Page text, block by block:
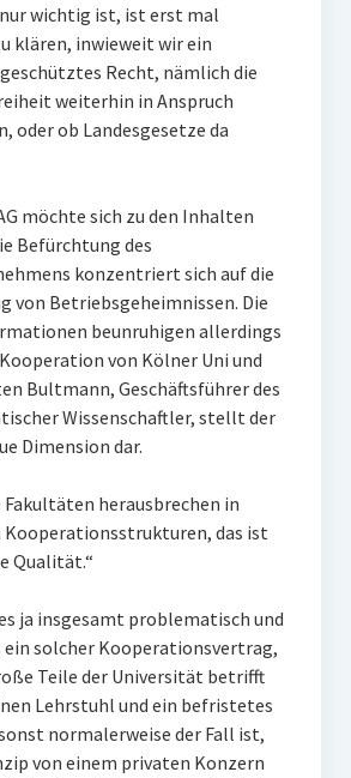
nur wichtig ist, ist erst mal
klären, inwieweit wir ein
Recht, nämlich die
weiterhin in Anspruch
oder ob Landesgesetze da
möchte sich zu den Inhalten
Befürchtung des
konzentriert sich auf die
von Betriebsgeheimnissen. Die
beunruhigen allerdings
von Kölner Uni und
Bultmann, Geschäftsführer des
Wissenschaftler, stellt der
Dimension dar.
Fakultäten herausbrechen in
das ist
Qualität.“
ja insgesamt problematisch und
ein solcher Kooperationsvertrag,
Teile der Universität betrifft
Lehrstuhl und ein befristetes
normalerweise der Fall ist,
von einem privaten Konzern